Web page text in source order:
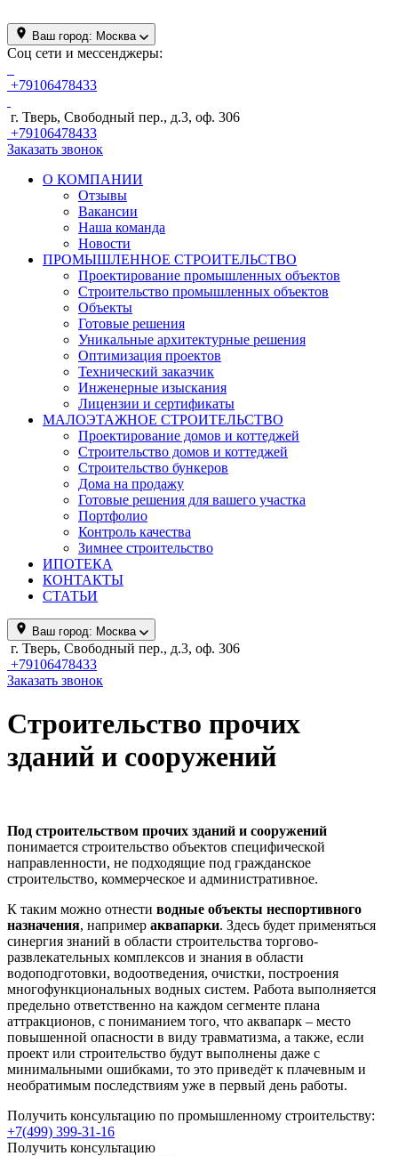
Ваш город: Москва
Соц сети и мессенджеры:
+79106478433
г. Тверь, Свободный пер., д.3, оф. 306
+79106478433
Заказать звонок
О КОМПАНИИ
Отзывы
Вакансии
Наша команда
Новости
ПРОМЫШЛЕННОЕ СТРОИТЕЛЬСТВО
Проектирование промышленных объектов
Строительство промышленных объектов
Объекты
Готовые решения
Уникальные архитектурные решения
Оптимизация проектов
Технический заказчик
Инженерные изыскания
Лицензии и сертификаты
МАЛОЭТАЖНОЕ СТРОИТЕЛЬСТВО
Проектирование домов и коттеджей
Строительство домов и коттеджей
Строительство бункеров
Дома на продажу
Готовые решения для вашего участка
Портфолио
Контроль качества
Зимнее строительство
ИПОТЕКА
КОНТАКТЫ
СТАТЬИ
Ваш город: Москва
г. Тверь, Свободный пер., д.3, оф. 306
+79106478433
Заказать звонок
Строительство прочих
зданий и сооружений
Под строительством прочих зданий и сооружений
понимается строительство объектов специфической
направленности, не подходящие под гражданское
строительство, коммерческое и административное.
К таким можно отнести водные объекты неспортивного
назначения, например аквапарки. Здесь будет применяться
синергия знаний в области строительства торгово-
развлекательных комплексов и знания в области
водоподготовки, водоотведения, очистки, построения
многофункциональных водных систем. Работа выполняется
предельно ответственно на каждом сегменте плана
аттракционов, с пониманием того, что аквапарк – место
повышенной опасности в виду травматизма, а также, если
проект или строительство будут выполнены даже с
минимальными ошибками, то это приведёт к плачевным и
необратимым последствиям уже в первый день работы.
Получить консультацию по промышленному строительству:
+7(499) 399-31-16
Получить консультацию